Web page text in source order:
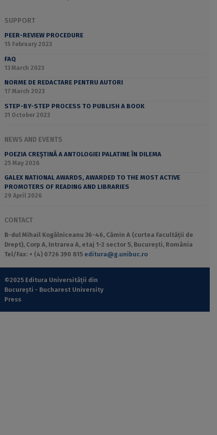
SUPPORT
PEER-REVIEW PROCEDURE
15 February 2023
FAQ
13 March 2023
NORME DE REDACTARE PENTRU AUTORI
17 March 2023
STEP-BY-STEP PROCESS TO PUBLISH A BOOK
31 October 2023
NEWS AND EVENTS
POEZIA CREȘTINĂ A ANTOLOGIEI PALATINE ÎN DILEMA
25 May 2026
GALEX NATIONAL AWARDS, AWARDED TO THE MOST ACTIVE
PROMOTERS OF READING AND LIBRARIES
29 April 2026
CONTACT
B-dul Mihail Kogălniceanu 36-46, Cămin A (curtea Facultății de
Drept), Corp A, Intrarea A, etaj 1-2 sector 5, București, România
Tel/Fax: + (4) 0726 390 815 editura@g.unibuc.ro
©2025 Editura Universității din
București - Bucharest University
Press